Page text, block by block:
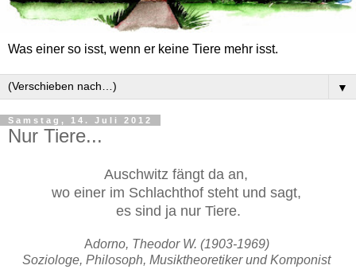
Was einer so isst, wenn er keine Tiere mehr isst.
▼
Samstag, 14. Juli 2012
Nur Tiere...
Auschwitz fängt da an,
wo einer im Schlachthof steht und sagt,
es sind ja nur Tiere.
Adorno, Theodor W. (1903-1969)
Soziologe, Philosoph, Musiktheoretiker und Komponist